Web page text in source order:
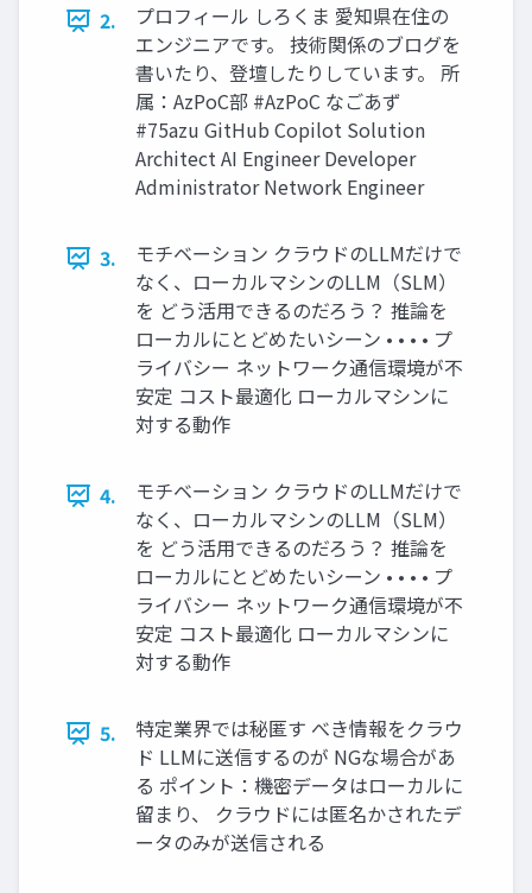
2.
プロフィール しろくま 愛知県在住の
エンジニアです。 技術関係のブログを
書いたり、登壇したりしています。 所
属：AzPoC部 #AzPoC なごあず
#75azu GitHub Copilot Solution
Architect AI Engineer Developer
Administrator Network Engineer
3.
モチベーション クラウドのLLMだけで
なく、ローカルマシンのLLM（SLM）
を どう活用できるのだろう？ 推論を
ローカルにとどめたいシーン • • • • プ
ライバシー ネットワーク通信環境が不
安定 コスト最適化 ローカルマシンに
対する動作
4.
モチベーション クラウドのLLMだけで
なく、ローカルマシンのLLM（SLM）
を どう活用できるのだろう？ 推論を
ローカルにとどめたいシーン • • • • プ
ライバシー ネットワーク通信環境が不
安定 コスト最適化 ローカルマシンに
対する動作
5.
特定業界では秘匿す べき情報をクラウ
ド LLMに送信するのが NGな場合があ
る ポイント：機密データはローカルに
留まり、 クラウドには匿名かされたデ
ータのみが送信される